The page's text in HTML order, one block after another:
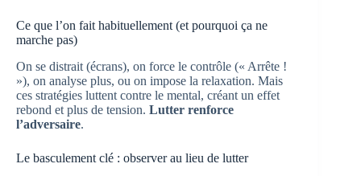
Ce que l’on fait habituellement (et pourquoi ça ne
marche pas)
On se distrait (écrans), on force le contrôle (« Arrête !
»), on analyse plus, ou on impose la relaxation. Mais
ces stratégies luttent contre le mental, créant un effet
rebond et plus de tension. Lutter renforce
l’adversaire.
Le basculement clé : observer au lieu de lutter